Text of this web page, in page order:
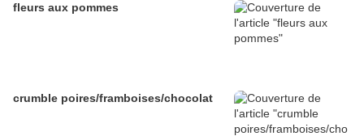
fleurs aux pommes
crumble poires/framboises/chocolat